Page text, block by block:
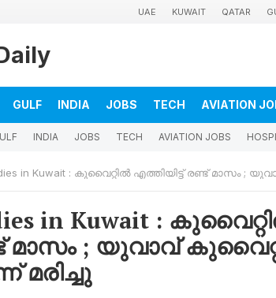
UAE KUWAIT QATAR
GULF INDIA JOBS TECH AVIATION
INDIA JOBS TECH AVIATION JOBS
Kuwait : കുവൈറ്റിൽ എത്തിയിട്ട് രണ്ട് മാസം ; യുവാവ് കുവൈറ്റിൽ പനിയെ
in Kuwait :
മാസം ; യുവാവ്
മരിച്ചു